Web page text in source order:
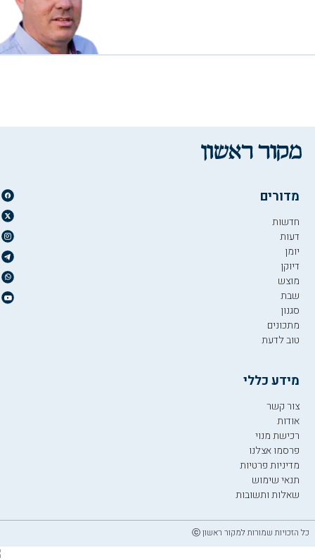
מדורים
חדשות
דעות
יומן
דיוקן
מוצש
שבת
סגנון
מתכונים
טוב לדעת
מידע כללי
צור קשר
אודות
רכישת מנוי
פרסמו אצלנו
מדיניות פרטיות
תנאי שימוש
שאלות ותשובות
כל הזכויות שמורות למקור ראשון ⓒ